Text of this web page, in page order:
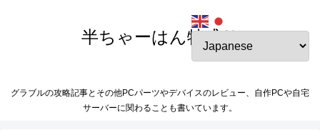
半ちゃーはん特盛り
グラブルの攻略記事とその他PCパーツやデバイスのレビュー、自作PCや自宅
サーバーに関わることも書いています。